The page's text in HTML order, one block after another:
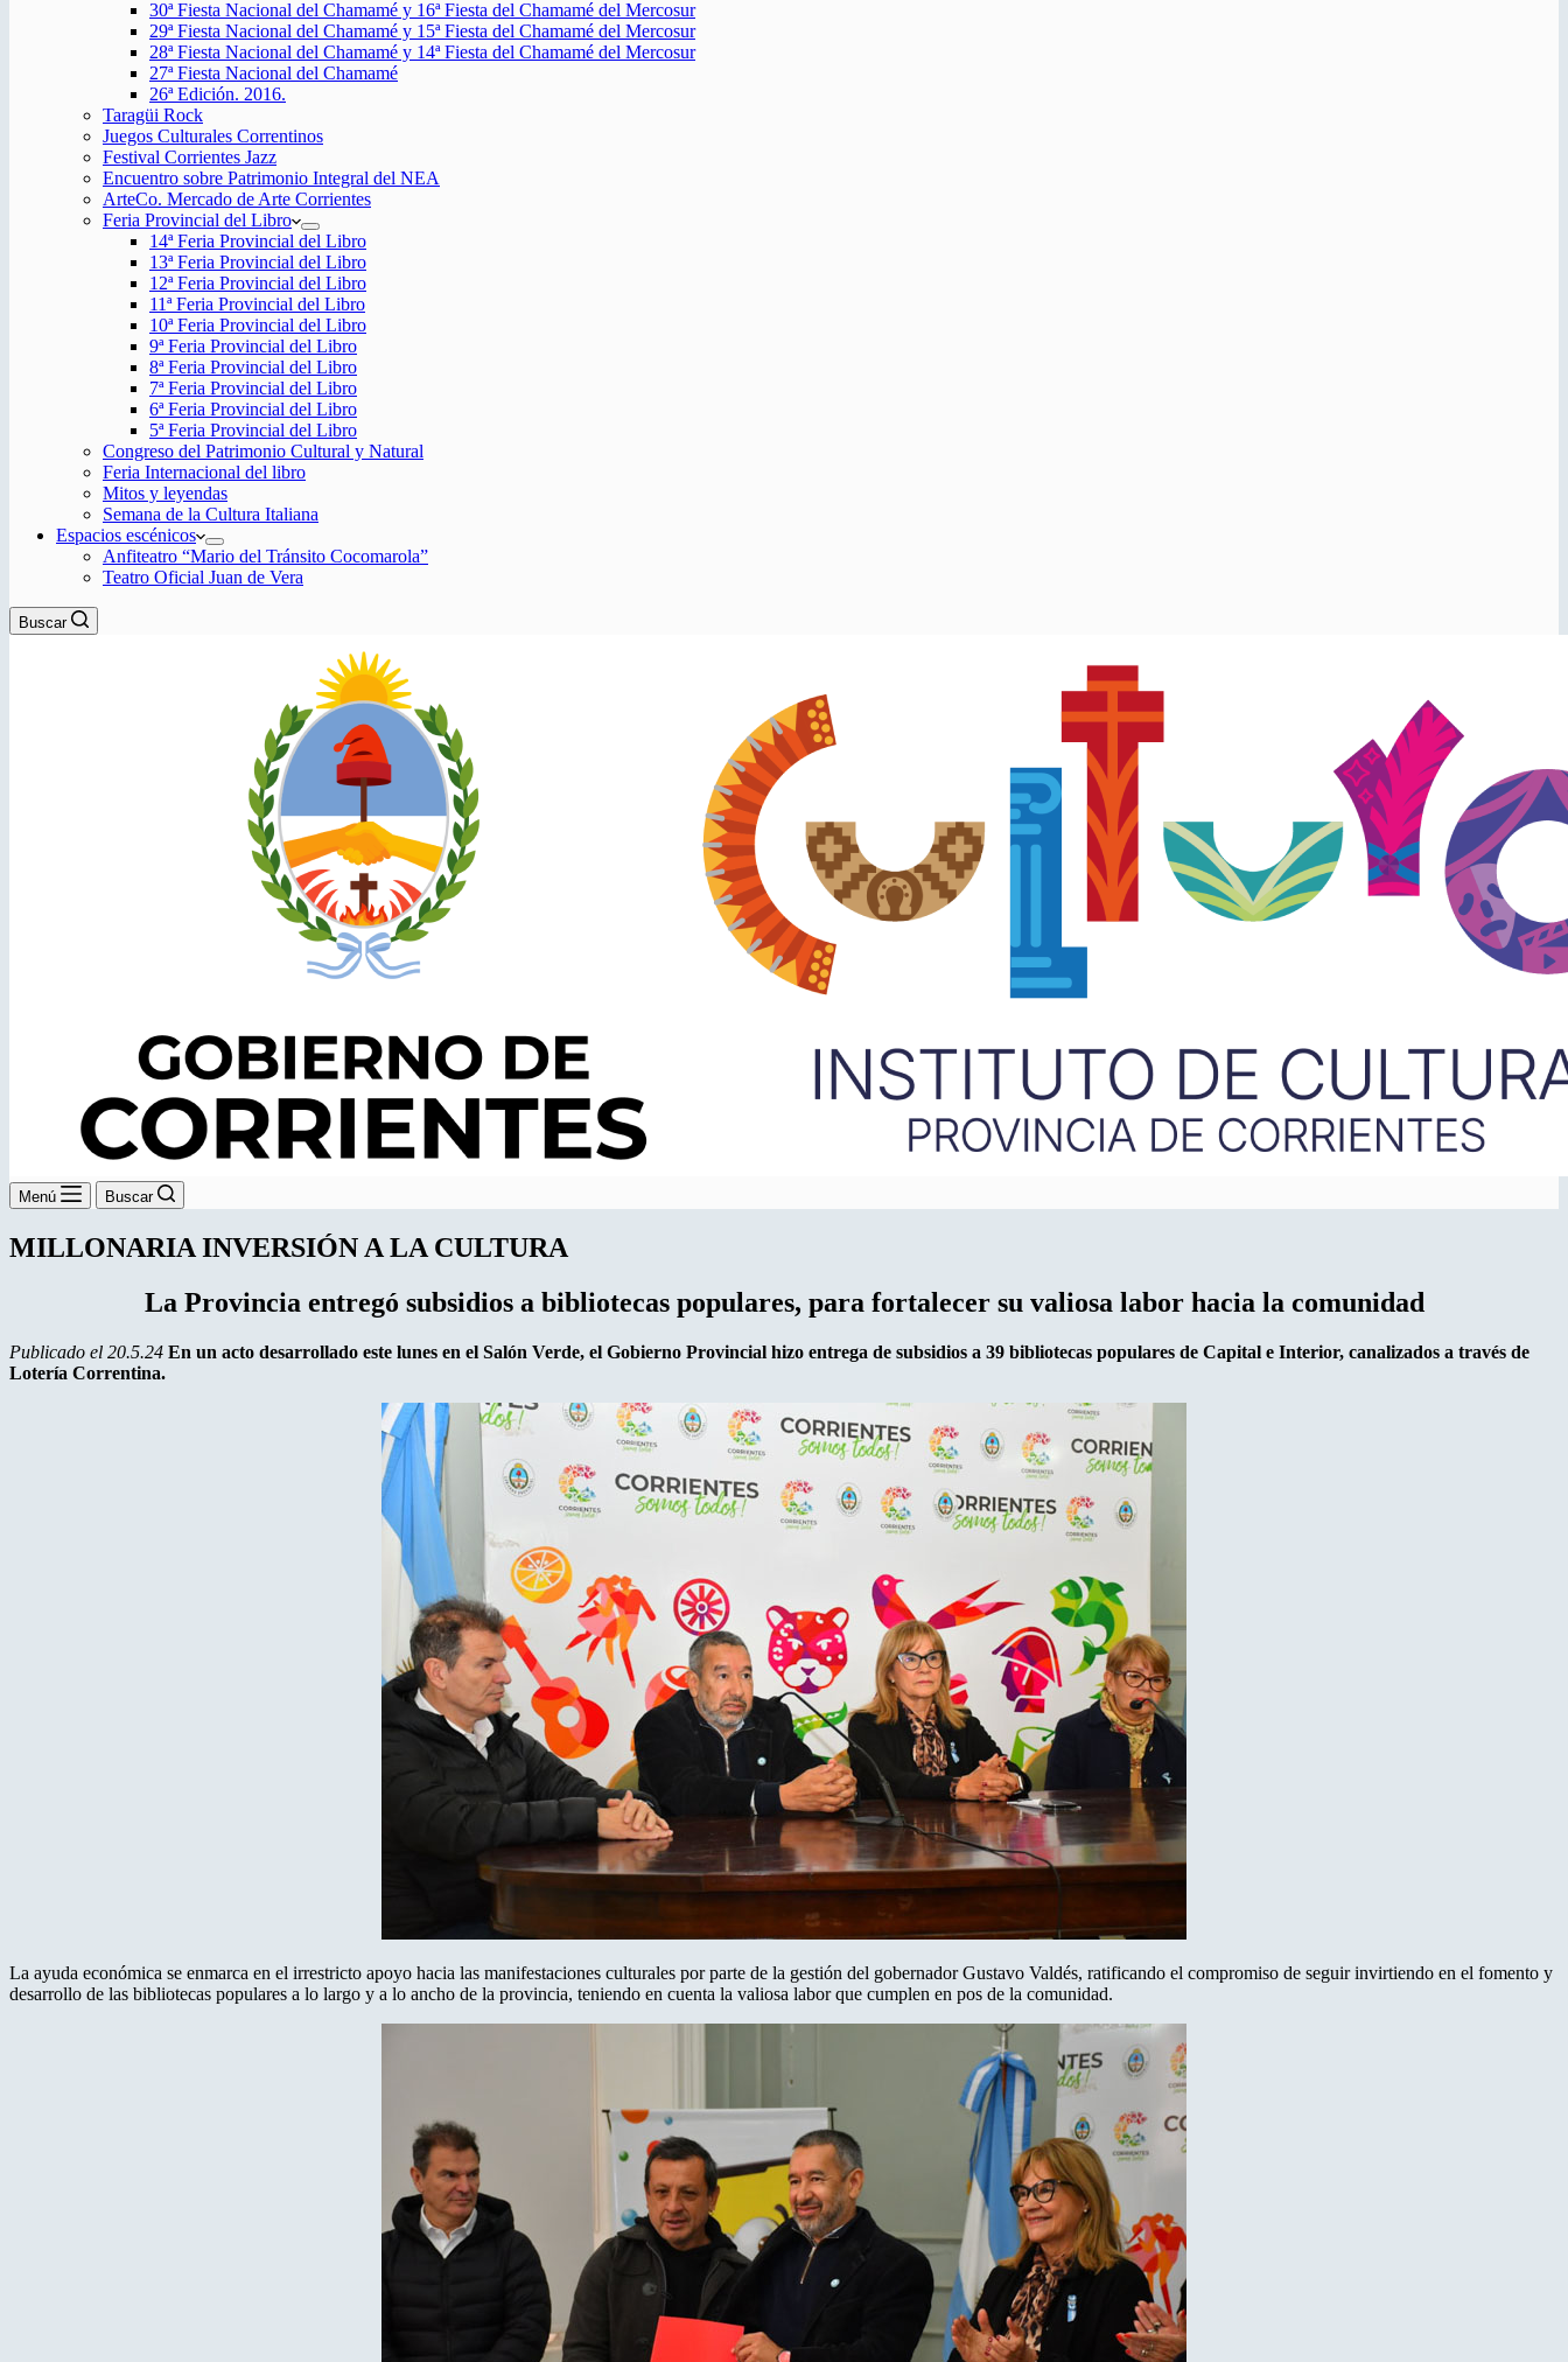
30ª Fiesta Nacional del Chamamé y 16ª Fiesta del Chamamé del Mercosur
29ª Fiesta Nacional del Chamamé y 15ª Fiesta del Chamamé del Mercosur
28ª Fiesta Nacional del Chamamé y 14ª Fiesta del Chamamé del Mercosur
27ª Fiesta Nacional del Chamamé
26ª Edición. 2016.
Taragüi Rock
Juegos Culturales Correntinos
Festival Corrientes Jazz
Encuentro sobre Patrimonio Integral del NEA
ArteCo. Mercado de Arte Corrientes
Feria Provincial del Libro
14ª Feria Provincial del Libro
13ª Feria Provincial del Libro
12ª Feria Provincial del Libro
11ª Feria Provincial del Libro
10ª Feria Provincial del Libro
9ª Feria Provincial del Libro
8ª Feria Provincial del Libro
7ª Feria Provincial del Libro
6ª Feria Provincial del Libro
5ª Feria Provincial del Libro
Congreso del Patrimonio Cultural y Natural
Feria Internacional del libro
Mitos y leyendas
Semana de la Cultura Italiana
Espacios escénicos
Anfiteatro “Mario del Tránsito Cocomarola”
Teatro Oficial Juan de Vera
Buscar
Menú Buscar
MILLONARIA INVERSIÓN A LA CULTURA
La Provincia entregó subsidios a bibliotecas populares, para fortalecer su valiosa labor hacia la comunidad
Publicado el 20.5.24 En un acto desarrollado este lunes en el Salón Verde, el Gobierno Provincial hizo entrega de subsidios a 39 bibliotecas populares de Capital e Interior, canalizados a través de
Lotería Correntina.
La ayuda económica se enmarca en el irrestricto apoyo hacia las manifestaciones culturales por parte de la gestión del gobernador Gustavo Valdés, ratificando el compromiso de seguir invirtiendo en el fomento y
desarrollo de las bibliotecas populares a lo largo y a lo ancho de la provincia, teniendo en cuenta la valiosa labor que cumplen en pos de la comunidad.